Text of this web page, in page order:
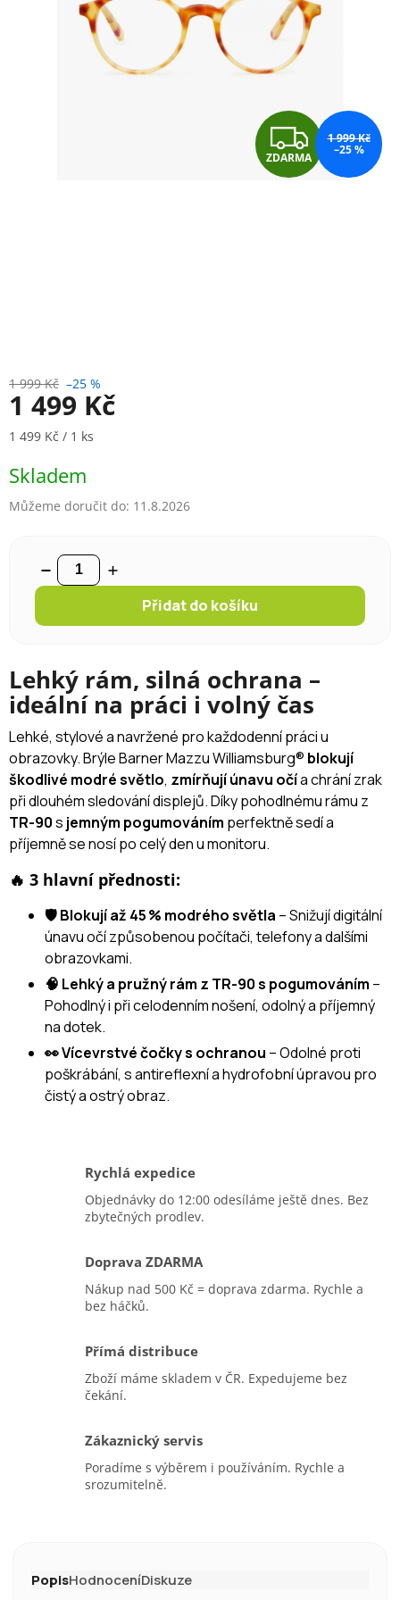
Z
D
ZDARMA
1 999 Kč
–25 %
1 999 Kč –25 %
1 499 Kč
Měrná cena:
1 499 Kč / 1 ks
Skladem
Můžeme doručit do: 11.8.2026
Přidat do košíku
Lehký rám, silná ochrana –
ideální na práci i volný čas
Lehké, stylové a navržené pro každodenní práci u
obrazovky. Brýle Barner Mazzu Williamsburg® blokují
škodlivé modré světlo, zmírňují únavu očía chrání zrak
při dlouhém sledování displejů. Díky pohodlnému rámu z
TR-90s jemným pogumováním perfektně sedí a
příjemně se nosí po celý den u monitoru.
🔥 3 hlavní přednosti:
🛡️ Blokují až 45 % modrého světla – Snižují digitální
únavu očí způsobenou počítači, telefony a dalšími
obrazovkami.
🧠 Lehký a pružný rám z TR-90 s pogumováním –
Pohodlný i při celodenním nošení, odolný a příjemný
na dotek.
👀 Vícevrstvé čočky s ochranou – Odolné proti
poškrábání, s antireflexní a hydrofobní úpravou pro
čistý a ostrý obraz.
Rychlá expedice
Objednávky do 12:00 odesíláme ještě dnes. Bez
zbytečných prodlev.
Doprava ZDARMA
Nákup nad 500 Kč = doprava zdarma. Rychle a
bez háčků.
Přímá distribuce
Zboží máme skladem v ČR. Expedujeme bez
čekání.
Zákaznický servis
Poradíme s výběrem i používáním. Rychle a
srozumitelně.
PopisHodnoceníDiskuze